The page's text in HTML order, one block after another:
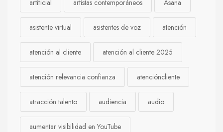
artificial artistas contemporáneos Asana
asistente virtual asistentes de voz atención
atención al cliente atención al cliente 2025
atención relevancia confianza atencióncliente
atracción talento audiencia audio
aumentar visibilidad en YouTube